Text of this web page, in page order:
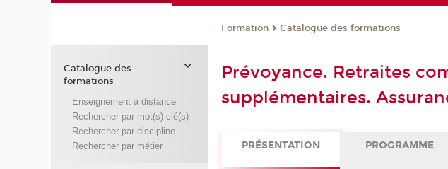
Formation Catalogue des formations
Prévoyance. Retraites
supplémentaires.
PRÉSENTATION PROGRAMME
Catalogue des
formations
Enseignement à distance
Rechercher par mot(s) clé(s)
Rechercher par discipline
Rechercher par métier